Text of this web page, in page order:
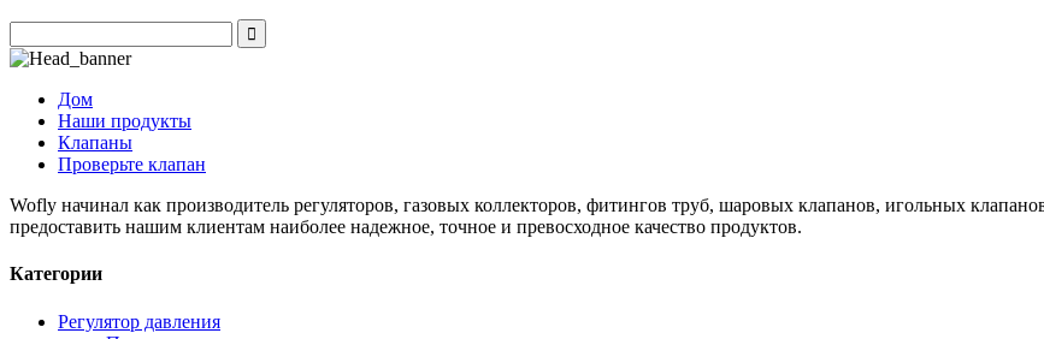
Дом
Наши продукты
Клапаны
Проверьте клапан
Wofly начинал как производитель регуляторов, газовых коллекторов, фитингов труб, шаровых клапанов, игольных
предоставить нашим клиентам наиболее надежное, точное и превосходное качество продуктов.
Категории
Регулятор давления